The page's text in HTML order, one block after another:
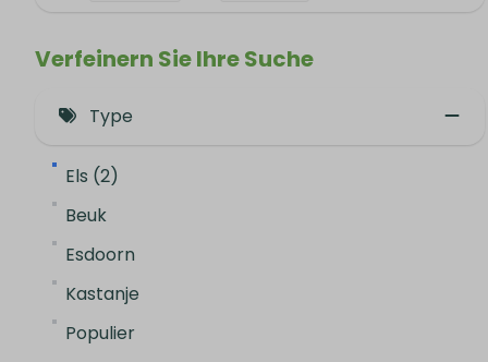
Verfeinern Sie Ihre Suche
Type
Els (2)
Beuk
Esdoorn
Kastanje
Populier